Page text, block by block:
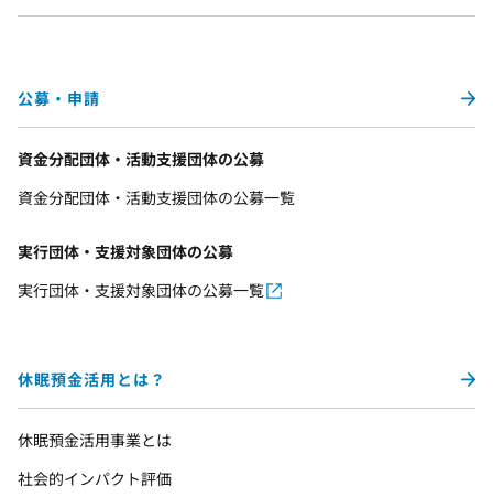
公募・申請
資金分配団体・活動支援団体の公募
資金分配団体・活動支援団体の公募一覧
実行団体・支援対象団体の公募
実行団体・支援対象団体の公募一覧
休眠預金活用とは？
休眠預金活用事業とは
社会的インパクト評価